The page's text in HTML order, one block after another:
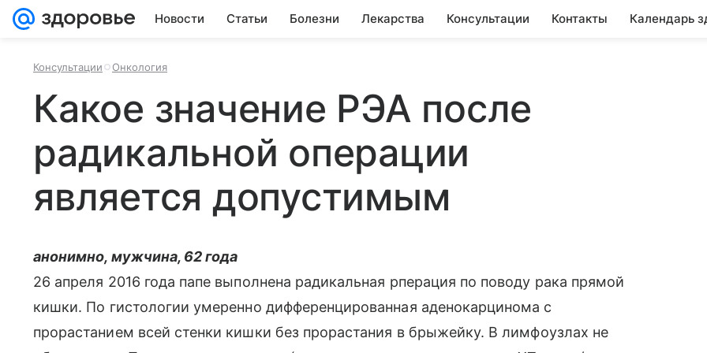
Новости Статьи Болезни Лекарства Консультации Контакты Календарь
Консультации Онкология
Какое значение РЭА после
радикальной операции
является допустимым
анонимно, мужчина, 62 года
26 апреля 2016 года папе выполнена радикальная рперация по поводу рака прямой
кишки. По гистологии умеренно дифференцированная аденокарцинома с
прорастанием всей стенки кишки без прорастания в брыжейку. В лимфоузлах не